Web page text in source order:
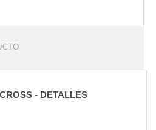
- DETALLES